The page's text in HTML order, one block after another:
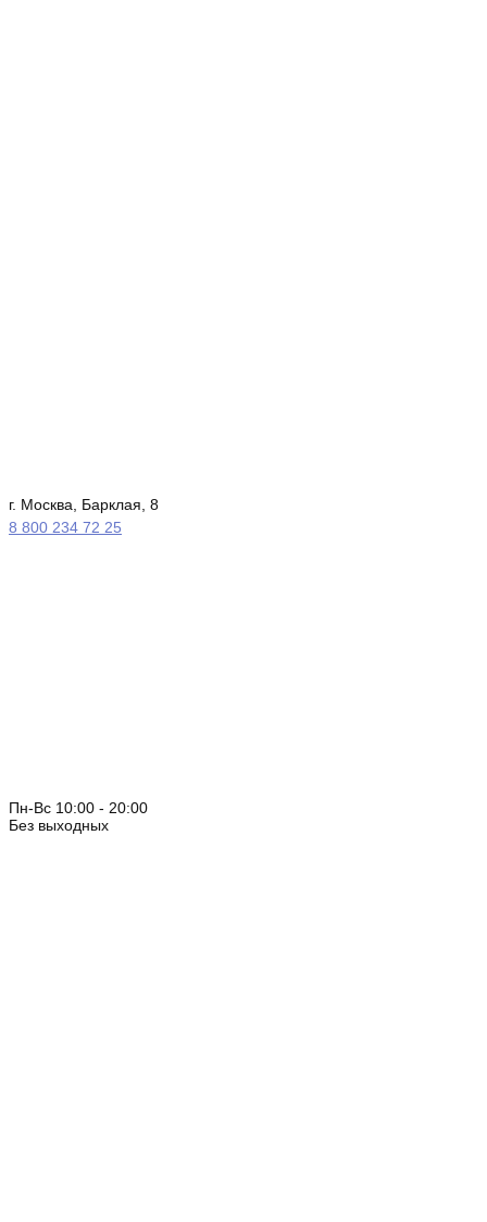
г. Москва, Барклая, 8
8 800 234 72 25
Пн-Вс 10:00 - 20:00
Без выходных